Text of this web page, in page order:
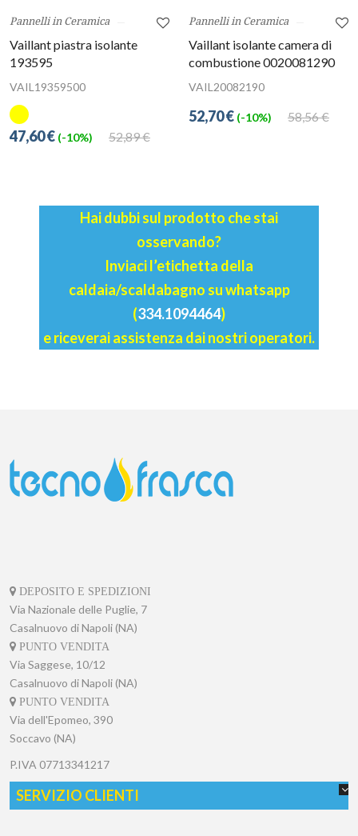
Pannelli in Ceramica
Vaillant piastra isolante
193595
VAIL19359500
52,89 €
47,60 € (-10%)
Pannelli in Ceramica
Vaillant isolante camera di
combustione 0020081290
VAIL20082190
58,56 €
52,70 € (-10%)
Hai dubbi sul prodotto che stai
osservando?
Inviaci l’etichetta della
caldaia/scaldabagno su whatsapp
(334.1094464)
e riceverai assistenza dai nostri operatori.
DEPOSITO E SPEDIZIONI
Via Nazionale delle Puglie, 7
Casalnuovo di Napoli (NA)
PUNTO VENDITA
Via Saggese, 10/12
Casalnuovo di Napoli (NA)
PUNTO VENDITA
Via dell'Epomeo, 390
Soccavo (NA)
P.IVA 07713341217
SERVIZIO CLIENTI